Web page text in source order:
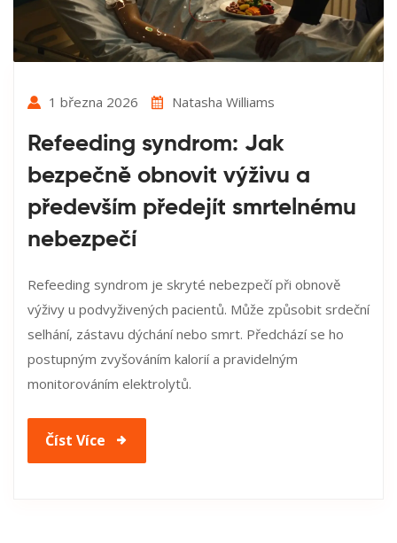
1 března 2026 Natasha Williams
Refeeding syndrom: Jak
bezpečně obnovit výživu a
především předejít smrtelnému
nebezpečí
Refeeding syndrom je skryté nebezpečí při obnově
výživy u podvyživených pacientů. Může způsobit srdeční
selhání, zástavu dýchání nebo smrt. Předchází se ho
postupným zvyšováním kalorií a pravidelným
monitorováním elektrolytů.
Číst Více